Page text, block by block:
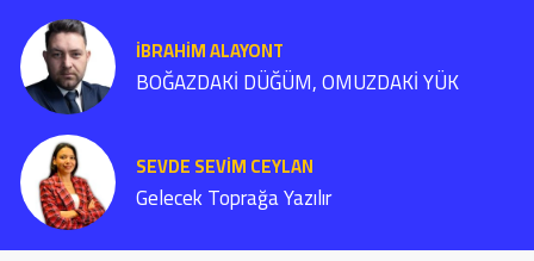
İBRAHIM ALAYONT
BOĞAZDAKİ DÜĞÜM, OMUZDAKİ YÜK
SEVDE SEVİM CEYLAN
Gelecek Toprağa Yazılır